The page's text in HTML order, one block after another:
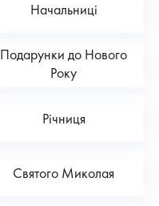
Начальниці
Подарунки до Нового
Року
Річниця
Святого Миколая